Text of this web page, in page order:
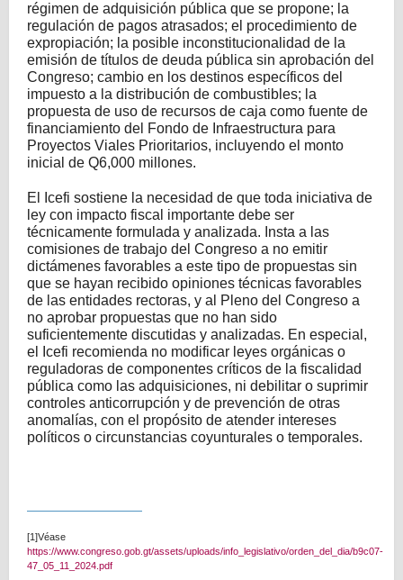
régimen de adquisición pública que se propone; la
regulación de pagos atrasados; el procedimiento de
expropiación; la posible inconstitucionalidad de la
emisión de títulos de deuda pública sin aprobación del
Congreso; cambio en los destinos específicos del
impuesto a la distribución de combustibles; la
propuesta de uso de recursos de caja como fuente de
financiamiento del Fondo de Infraestructura para
Proyectos Viales Prioritarios, incluyendo el monto
inicial de Q6,000 millones.
El Icefi sostiene la necesidad de que toda iniciativa de
ley con impacto fiscal importante debe ser
técnicamente formulada y analizada. Insta a las
comisiones de trabajo del Congreso a no emitir
dictámenes favorables a este tipo de propuestas sin
que se hayan recibido opiniones técnicas favorables
de las entidades rectoras, y al Pleno del Congreso a
no aprobar propuestas que no han sido
suficientemente discutidas y analizadas. En especial,
el Icefi recomienda no modificar leyes orgánicas o
reguladoras de componentes críticos de la fiscalidad
pública como las adquisiciones, ni debilitar o suprimir
controles anticorrupción y de prevención de otras
anomalías, con el propósito de atender intereses
políticos o circunstancias coyunturales o temporales.
[1]Véase
https://www.congreso.gob.gt/assets/uploads/info_legislativo/orden_del_dia/b9c07-
47_05_11_2024.pdf